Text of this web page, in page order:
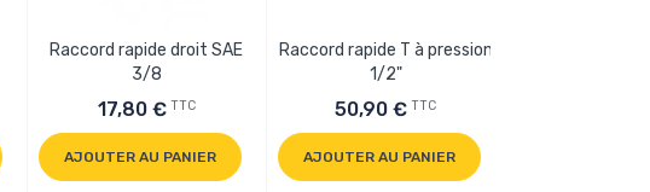
Raccord rapide droit SAE
3/8
17,80 € TTC
AJOUTER AU PANIER
Raccord rapide T à pression
1/2"
50,90 € TTC
AJOUTER AU PANIER